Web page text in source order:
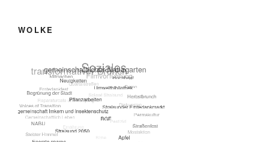
WOLKE